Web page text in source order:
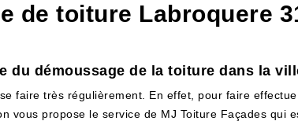
de toiture Labroquere
du démoussage de la toiture dans la
faire très régulièrement. En effet, pour faire
vous propose le service de MJ Toiture Façades qui